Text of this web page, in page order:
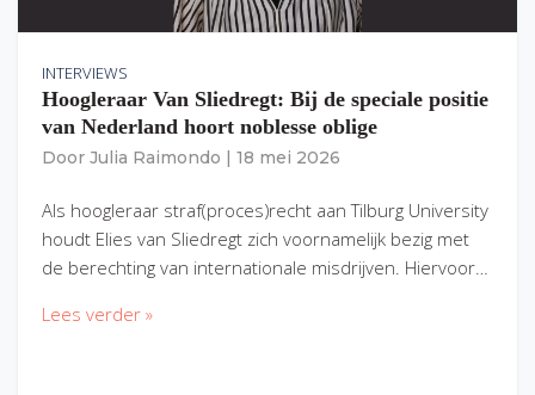
INTERVIEWS
Hoogleraar Van Sliedregt: Bij de speciale positie
van Nederland hoort noblesse oblige
Door Julia Raimondo 18 mei 2026
Als hoogleraar straf(proces)recht aan Tilburg University
houdt Elies van Sliedregt zich voornamelijk bezig met
de berechting van internationale misdrijven. Hiervoor…
Lees verder »